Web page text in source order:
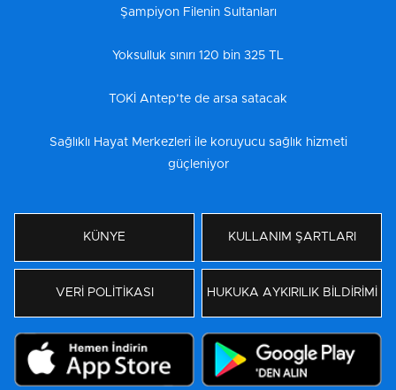
Şampiyon Filenin Sultanları
Yoksulluk sınırı 120 bin 325 TL
TOKİ Antep’te de arsa satacak
Sağlıklı Hayat Merkezleri ile koruyucu sağlık hizmeti
güçleniyor
KÜNYE KULLANIM ŞARTLARI
VERİ POLİTİKASI HUKUKA AYKIRILIK BİLDİRİMİ